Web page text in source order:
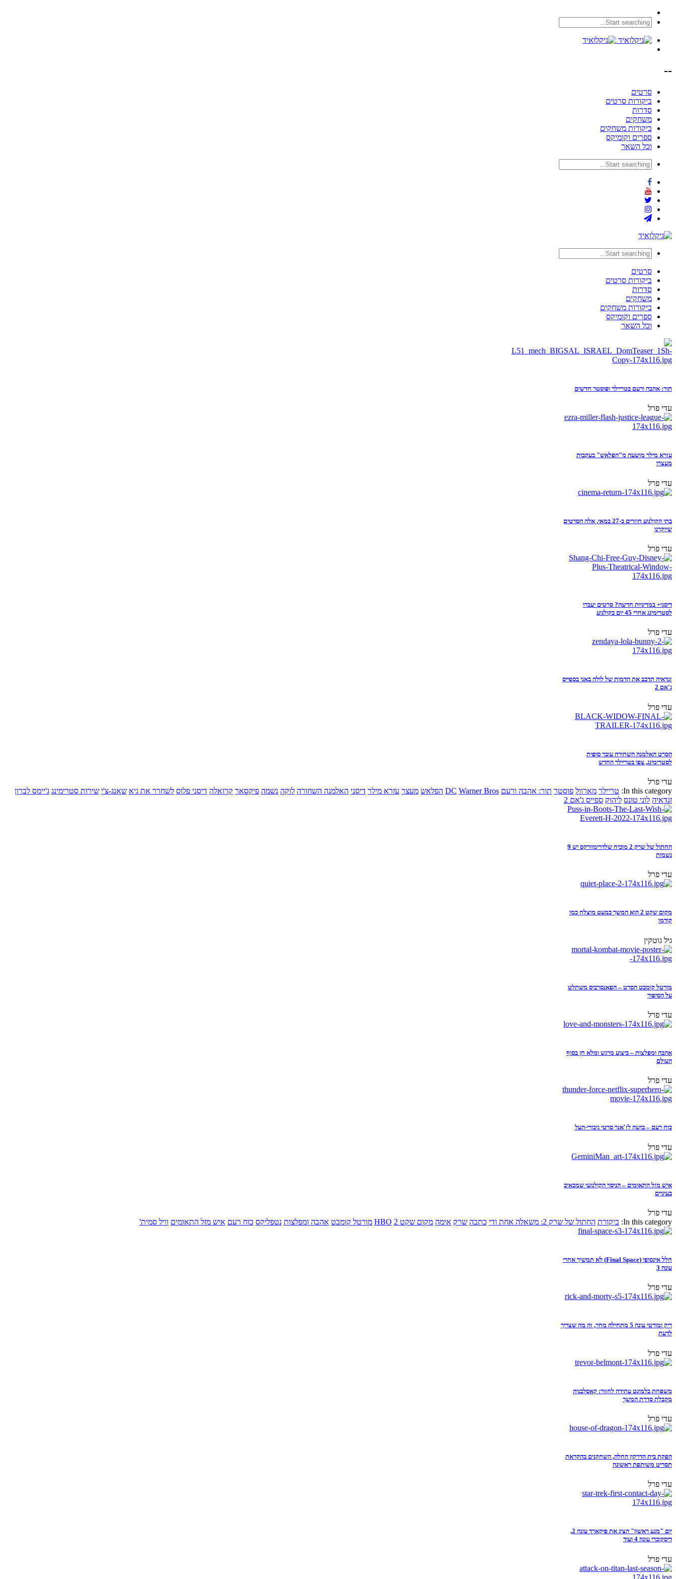
--
סרטים
ביקורות סרטים
סדרות
משחקים
ביקורות משחקים
ספרים וקומיקס
וכל השאר
סרטים
ביקורות סרטים
סדרות
משחקים
ביקורות משחקים
ספרים וקומיקס
וכל השאר
תור: אהבה ורעם בטריילר ופוסטר חדשים
עדי פרל
עזרא מילר מושעה מ"הפלאש" בעקבות
מעצרו
עדי פרל
בתי הקולנוע חוזרים ב-27 במאי, אלה הסרטים
שיוקרנו
עדי פרל
דיסני+ במדיניות חדשה? סרטים יעברו
לסטרימינג אחרי 45 יום בקולנוע
עדי פרל
זנדאיה תדבב את הדמות של לולה באני בספייס
ג'אם 2
עדי פרל
הסרט האלמנה השחורה עובר סופית
לסטרימינג, צפו בטריילר החדש
עדי פרל
In this category: טריילר מארוול פוסטר תור: אהבה ורעם DC Warner Bros הפלאש מעצר עזרא מילר דיסני האלמנה השחורה לוקה נשמה פיקסאר קרואלה דיסני פלוס לשחרר את גיא שאנג-צ'י שירות סטרימינג ג'יימס לברון
זנדאיה לוני טונס ליהוק ספייס ג'אם 2
החתול של שרק 2 מוכיח שלדרימוורקס יש 9
נשמות
עדי פרל
מקום שקט 2 הוא המשך כמעט מוצלח כמו
קודמו
גיל גוטקין
מורטל קומבט הסרט – הפאנסרביס משתלט
על הסיפור
עדי פרל
אהבה ומפלצות – ביצוע מרגש ומלא חן בסוף
העולם
עדי פרל
כוח רעם – בושה לז'אנר סרטי גיבורי-העל
עדי פרל
איש מזל התאומים – הניסוי הקולנועי שמכאיב
בעיניים
עדי פרל
In this category: ביקורת החתול של שרק 2: משאלה אחת ודי כתבה שרק אימה מקום שקט 2 HBO מורטל קומבט אהבה ומפלצות נטפליקס כוח רעם איש מזל התאומים וויל סמית'
חלל אינסופי (Final Space) לא תמשיך אחרי
עונה 3
עדי פרל
ריק ומורטי עונה 5 מתחילה מחר, זה מה שצריך
לדעת
עדי פרל
משפחת בלמונט עתידה לחזור: קאסלבניה
מקבלת סדרת המשך
עדי פרל
הפקת בית הדרקון החלה, השחקנים בהקראת
תסריט משותפת ראשונה
עדי פרל
יום "מגע ראשון" הציג את פיקארד עונה 2,
דיסקוברי עונה 4 ועוד
עדי פרל